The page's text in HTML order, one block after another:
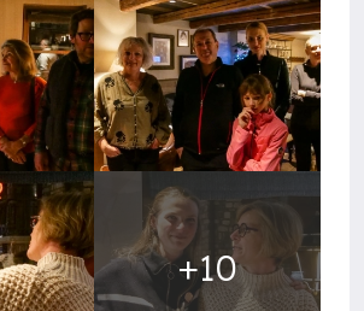
+10